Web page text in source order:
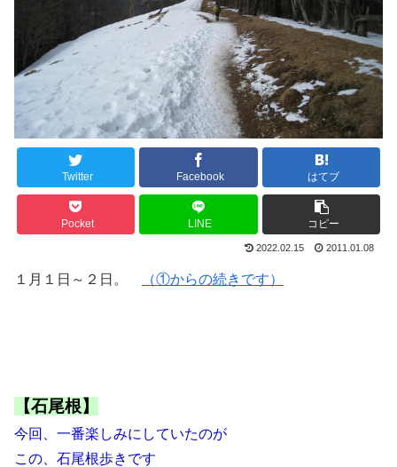
Twitter Facebook はてブ
Pocket LINE コピー
2022.02.15 2011.01.08
１月１日～２日。 （①からの続きです）
【石尾根】
今回、一番楽しみにしていたのが
この、石尾根歩きです